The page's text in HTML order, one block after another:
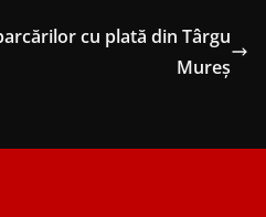
cu plată din Târgu
Mureș